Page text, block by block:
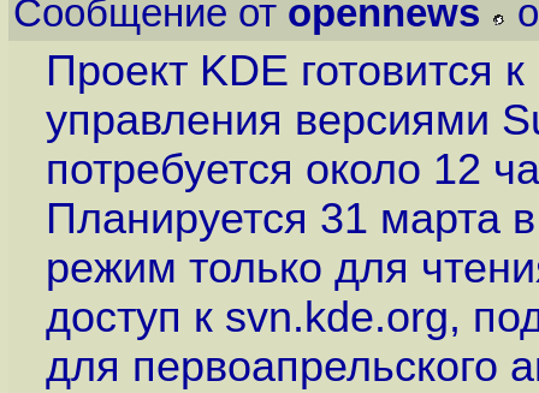
Сообщение от opennews
Проект KDE готовится
управления версиями
потребуется около 12
Планируется 31 марта
режим только для
доступ к svn.kde.org,
для первоапрельского